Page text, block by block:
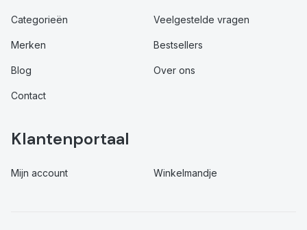
Categorieën Veelgestelde vragen
Merken Bestsellers
Blog Over ons
Contact
Klantenportaal
Mijn account Winkelmandje